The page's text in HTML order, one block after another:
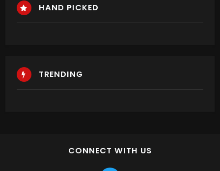
HAND PICKED
TRENDING
CONNECT WITH US